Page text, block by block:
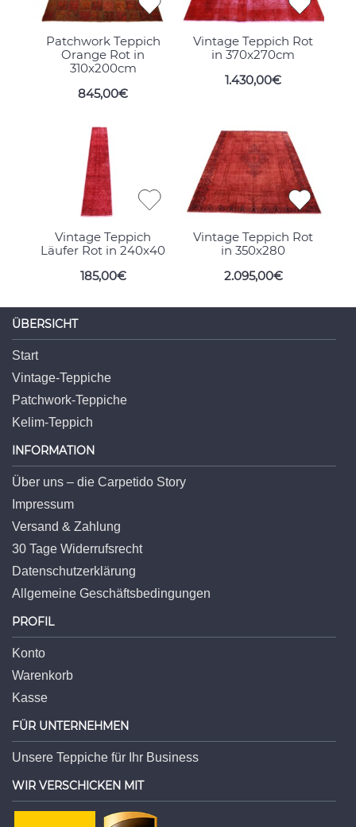
Patchwork Teppich
Orange Rot in
310x200cm
845,00€
Vintage Teppich Rot
in 370x270cm
1.430,00€
Vintage Teppich
Läufer Rot in 240x40
185,00€
Vintage Teppich Rot
in 350x280
2.095,00€
ÜBERSICHT
Start
Vintage-Teppiche
Patchwork-Teppiche
Kelim-Teppich
INFORMATION
Über uns – die Carpetido Story
Impressum
Versand & Zahlung
30 Tage Widerrufsrecht
Datenschutzerklärung
Allgemeine Geschäftsbedingungen
PROFIL
Konto
Warenkorb
Kasse
FÜR UNTERNEHMEN
Unsere Teppiche für Ihr Business
WIR VERSCHICKEN MIT